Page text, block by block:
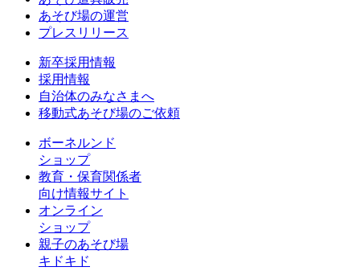
あそび場の運営
プレスリリース
新卒採用情報
採用情報
自治体のみなさまへ
移動式あそび場のご依頼
ボーネルンド
ショップ
教育・保育関係者
向け情報サイト
オンライン
ショップ
親子のあそび場
キドキド